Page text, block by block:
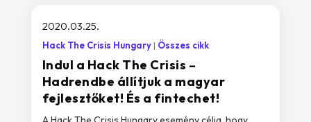
Indul a Hack The Crisis –
Hadrendbe állítjuk a magyar
fejlesztőket! És a fintechet!
2020.03.25.
Hack The Crisis Hungary Összes cikk